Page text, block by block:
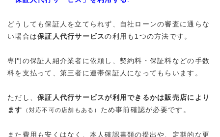
どうしても保証人を立てられず、自社ローンの審査に通らな
い場合は保証人代行サービスの利用も1つの方法です。
専門の保証人紹介業者に依頼し、契約料・保証料などの手数
料を支払って、第三者に連帯保証人になってもらいます。
ただし、保証人代行サービスが利用できるかは販売店により
ます
（対応不可の店舗もある） ため事前確認が必要です。
また費用も安くはなく、本人確認書類の提出や、定期的な更